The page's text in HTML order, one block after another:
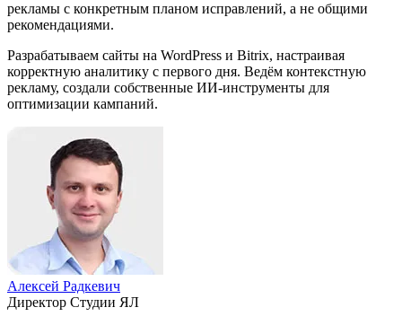
рекламы с конкретным планом исправлений, а не общими
рекомендациями.
Разрабатываем сайты на WordPress и Bitrix, настраивая
корректную аналитику с первого дня. Ведём контекстную
рекламу, создали собственные ИИ-инструменты для
оптимизации кампаний.
Алексей Радкевич
Директор Студии ЯЛ